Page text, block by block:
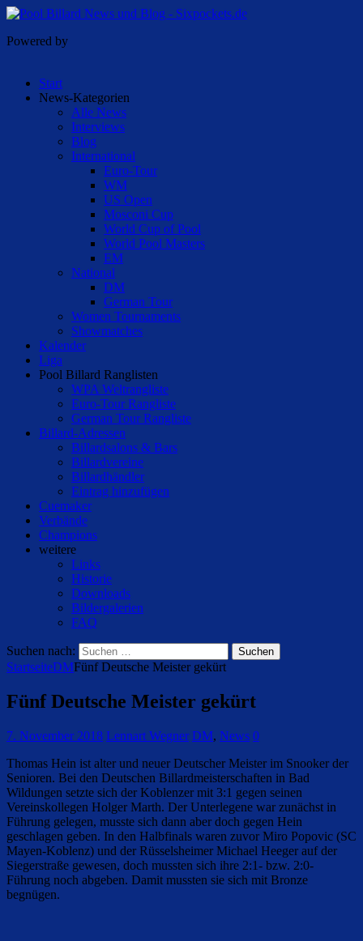
Powered by
Start
News-Kategorien
Alle News
Interviews
Blog
International
Euro-Tour
WM
US Open
Mosconi Cup
World Cup of Pool
World Pool Masters
EM
National
DM
German Tour
Women Tournaments
Showmatches
Kalender
Liga
Pool Billard Ranglisten
WPA Weltrangliste
Euro-Tour Rangliste
German Tour Rangliste
Billard-Adressen
Billardsalons & Bars
Billardvereine
Billardhändler
Eintrag hinzufügen
Cuemaker
Verbände
Champions
weitere
Links
Historie
Downloads
Bildergalerien
FAQ
Suchen nach:
StartseiteDMFünf Deutsche Meister gekürt
Fünf Deutsche Meister gekürt
7. November 2018 Lennart Wegner DM, News 0
Thomas Hein ist alter und neuer Deutscher Meister im Snooker der
Senioren. Bei den Deutschen Billardmeisterschaften in Bad
Wildungen setzte sich der Koblenzer mit 3:1 gegen seinen
Vereinskollegen Holger Marth. Der Unterlegene war zunächst in
Führung gelegen, musste sich dann aber doch gegen Hein
geschlagen geben. In den Halbfinals waren zuvor Miro Popovic (SC
Mayen-Koblenz) und der Rüsselsheimer Michael Heeger auf der
Siegerstraße gewesen, doch mussten sich ihre 2:1- bzw. 2:0-
Führung noch abgeben. Damit mussten sie sich mit Bronze
begnügen.